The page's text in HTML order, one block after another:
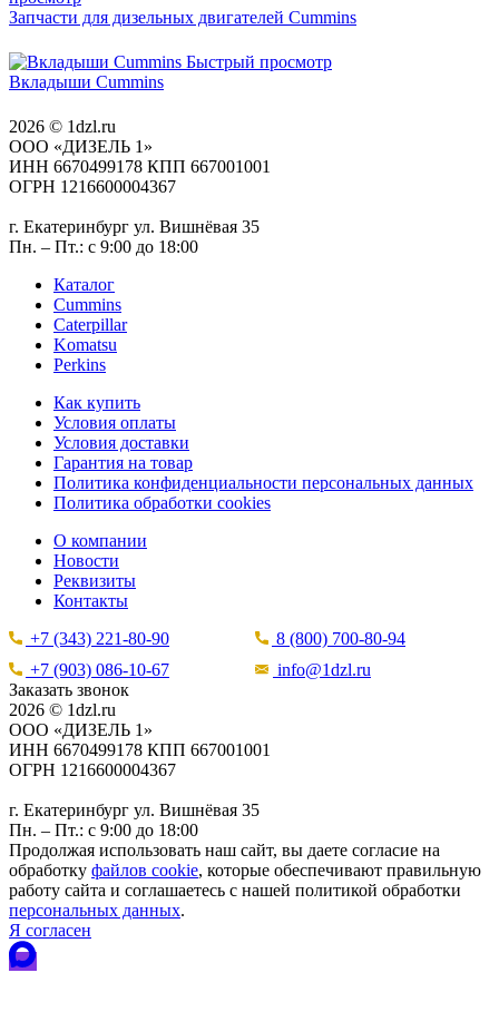
Запчасти для дизельных двигателей Cummins
Быстрый просмотр
Вкладыши Cummins
2026 © 1dzl.ru
ООО «ДИЗЕЛЬ 1»
ИНН 6670499178 КПП 667001001
ОГРН 1216600004367
г. Екатеринбург ул. Вишнёвая 35
Пн. – Пт.: с 9:00 до 18:00
Каталог
Cummins
Caterpillar
Komatsu
Perkins
Как купить
Условия оплаты
Условия доставки
Гарантия на товар
Политика конфиденциальности персональных данных
Политика обработки cookies
О компании
Новости
Реквизиты
Контакты
+7 (343) 221-80-90
8 (800) 700-80-94
+7 (903) 086-10-67
info@1dzl.ru
Заказать звонок
2026 © 1dzl.ru
ООО «ДИЗЕЛЬ 1»
ИНН 6670499178 КПП 667001001
ОГРН 1216600004367
г. Екатеринбург ул. Вишнёвая 35
Пн. – Пт.: с 9:00 до 18:00
Продолжая использовать наш сайт, вы даете согласие на
обработку файлов cookie, которые обеспечивают правильную
работу сайта и соглашаетесь с нашей политикой обработки
персональных данных.
Я согласен